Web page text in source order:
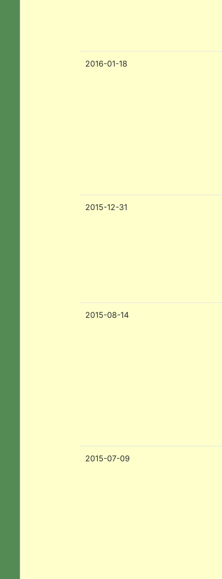
2016-01-18
2015-12-31
2015-08-14
2015-07-09